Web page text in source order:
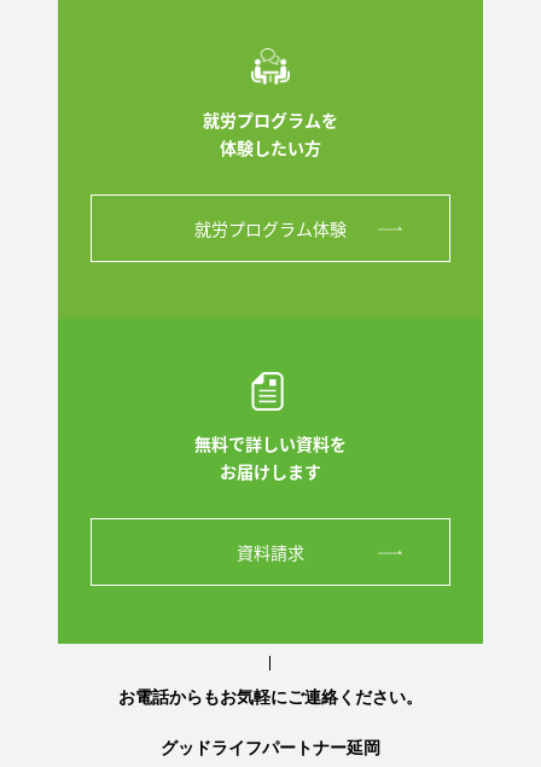
就労プログラムを
体験したい方
就労プログラム体験
無料で詳しい資料を
お届けします
資料請求
お電話からもお気軽にご連絡ください。
グッドライフパートナー延岡